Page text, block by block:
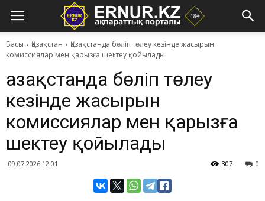
Басы Қазақстан
Қазақстанда бөліп төлеу кезінде жасырын
комиссиялар мен қарызға шектеу қойылады
Қазақстанда бөліп төлеу
кезінде жасырын
комиссиялар мен қарызға
шектеу қойылады
09.07.2026 12:01 0
307